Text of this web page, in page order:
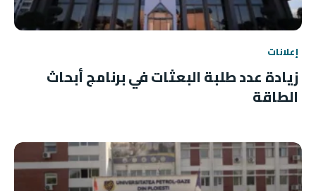
إعلانات
زيادة عدد طلبة البعثات في برنامج أبحاث
الطاقة